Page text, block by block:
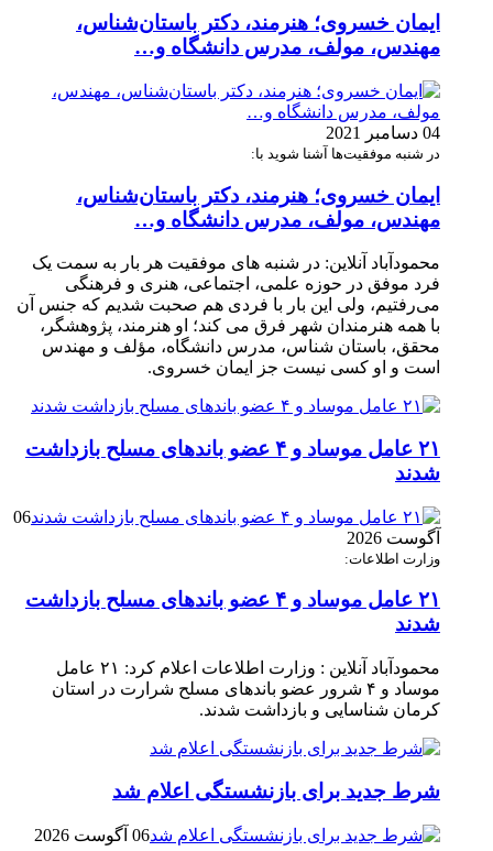
ایمان خسروی؛ هنرمند، دکتر باستان‌شناس،
مهندس، مولف، مدرس دانشگاه و…
04 دسامبر 2021
در شنبه موفقیت‌ها آشنا شوید با:
ایمان خسروی؛ هنرمند، دکتر باستان‌شناس،
مهندس، مولف، مدرس دانشگاه و…
محمودآباد آنلاین: در شنبه های موفقیت هر بار به سمت یک
فرد موفق در حوزه علمی، اجتماعی، هنری و فرهنگی
می‌رفتیم، ولی این بار با فردی هم صحبت شدیم که جنس آن
با همه هنرمندان شهر فرق می کند؛ او هنرمند، پژوهشگر،
محقق، باستان شناس، مدرس دانشگاه، مؤلف و مهندس
است و او کسی نیست جز ایمان خسروی.
۲۱ عامل موساد و ۴ عضو باند‌های مسلح بازداشت
شدند
06
آگوست 2026
وزارت اطلاعات:
۲۱ عامل موساد و ۴ عضو باند‌های مسلح بازداشت
شدند
محمودآباد آنلاین : وزارت اطلاعات اعلام کرد: ۲۱ عامل
موساد و ۴ شرور عضو باند‌های مسلح شرارت در استان
کرمان شناسایی و بازداشت شدند.
شرط جدید برای بازنشستگی اعلام شد
06 آگوست 2026